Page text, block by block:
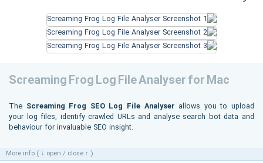
Screaming Frog Log File Analyser for Mac
The Screaming Frog SEO Log File Analyser allows you to upload
your log files, identify crawled URLs and analyse search bot data and
behaviour for invaluable SEO insight.
More info ( ↓ open / close ↑ )